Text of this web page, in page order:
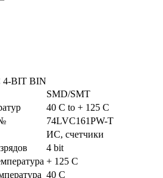
4-BIT BIN
SMD/SMT
40 C to + 125 C
74LVC161PW-T
ИС, счетчики
4 bit
+ 125 C
40 C